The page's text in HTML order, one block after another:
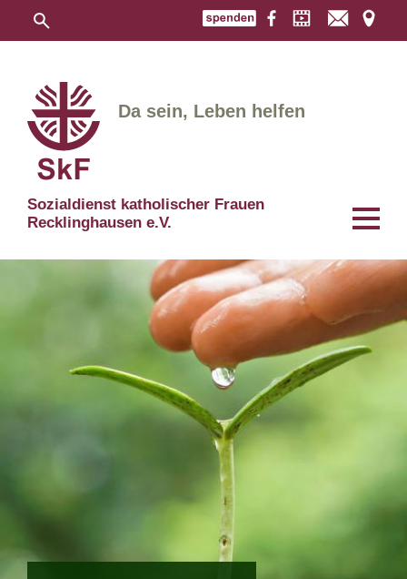
Sozialdienst katholischer Frauen
Recklinghausen e.V.
Da sein, Leben helfen